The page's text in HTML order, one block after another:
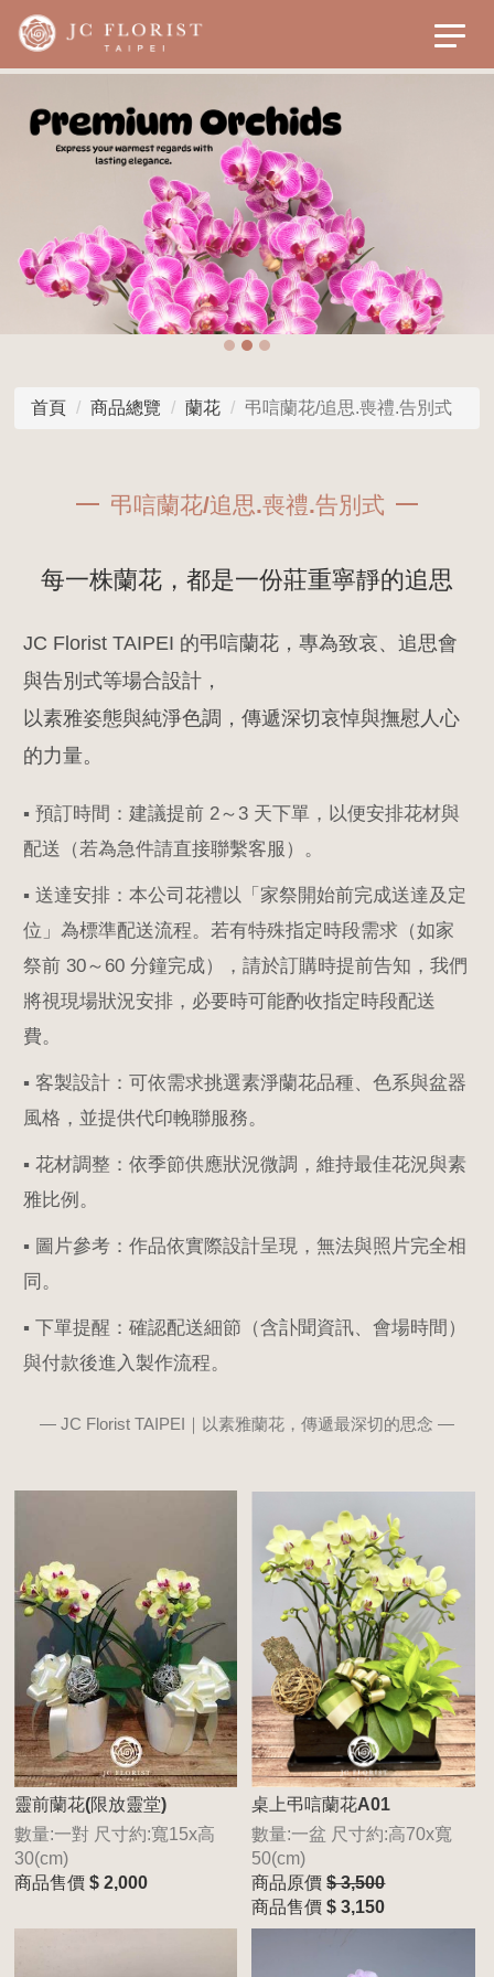
首頁 商品總覽 蘭花 弔唁蘭花/追思.喪禮.告別式
弔唁蘭花/追思.喪禮.告別式
每一株蘭花，都是一份莊重寧靜的追思
JC Florist TAIPEI 的弔唁蘭花，專為致哀、追思會
與告別式等場合設計，
以素雅姿態與純淨色調，傳遞深切哀悼與撫慰人心
的力量。
▪ 預訂時間：建議提前 2～3 天下單，以便安排花材與
配送（若為急件請直接聯繫客服）。
▪ 送達安排：本公司花禮以「家祭開始前完成送達及定
位」為標準配送流程。若有特殊指定時段需求（如家
祭前 30～60 分鐘完成），請於訂購時提前告知，我們
將視現場狀況安排，必要時可能酌收指定時段配送
費。
▪ 客製設計：可依需求挑選素淨蘭花品種、色系與盆器
風格，並提供代印輓聯服務。
▪ 花材調整：依季節供應狀況微調，維持最佳花況與素
雅比例。
▪ 圖片參考：作品依實際設計呈現，無法與照片完全相
同。
▪ 下單提醒：確認配送細節（含訃聞資訊、會場時間）
與付款後進入製作流程。
— JC Florist TAIPEI｜以素雅蘭花，傳遞最深切的思念 —
靈前蘭花(限放靈堂)
數量:一對 尺寸約:寬15x高
30(cm)
商品售價 $ 2,000
桌上弔唁蘭花A01
數量:一盆 尺寸約:高70x寬
50(cm)
商品原價 $ 3,500
商品售價 $ 3,150